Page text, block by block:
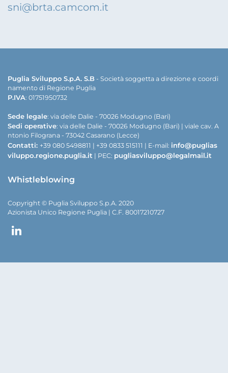
sni@brta.camcom.it
Puglia Sviluppo S.p.A. S.B - Società soggetta a direzione e coordi
namento di Regione Puglia
P.IVA: 01751950732
Sede legale: via delle Dalie - 70026 Modugno (Bari)
Sedi operative: via delle Dalie - 70026 Modugno (Bari) | viale cav. A
ntonio Filograna - 73042 Casarano (Lecce)
Contatti: +39 080 5498811 | +39 0833 515111 | E-mail: info@puglias
viluppo.regione.puglia.it | PEC: pugliasviluppo@legalmail.it
Whistleblowing
Copyright © Puglia Sviluppo S.p.A. 2020
Azionista Unico Regione Puglia | C.F. 80017210727